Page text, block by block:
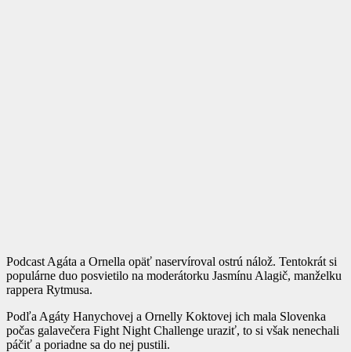
Podcast Agáta a Ornella opäť naservíroval ostrú nálož. Tentokrát si
populárne duo posvietilo na moderátorku Jasmínu Alagič, manželku
rappera Rytmusa.
Podľa Agáty Hanychovej a Ornelly Koktovej ich mala Slovenka
počas galavečera Fight Night Challenge uraziť, to si však nenechali
páčiť a poriadne sa do nej pustili.